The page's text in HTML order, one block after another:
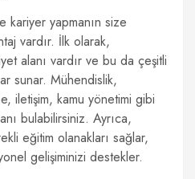
kariyer yapmanın size
vardır. İlk olarak,
alanı vardır ve bu da çeşitli
sunar. Mühendislik,
iletişim, kamu yönetimi gibi
bulabilirsiniz. Ayrıca,
eğitim olanakları sağlar,
gelişiminizi destekler.